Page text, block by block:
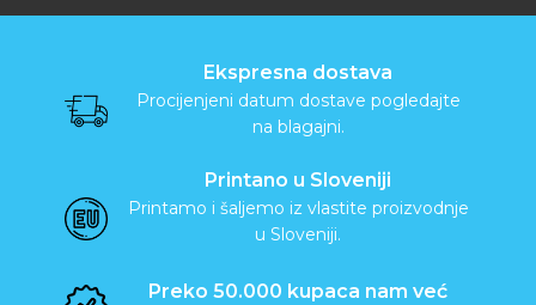
Ekspresna dostava
Procijenjeni datum dostave pogledajte
na blagajni.
Printano u Sloveniji
Printamo i šaljemo iz vlastite proizvodnje
u Sloveniji.
Preko 50.000 kupaca nam već